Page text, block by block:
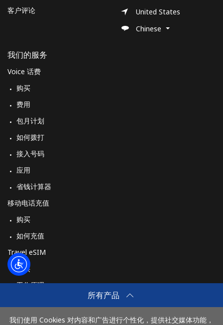
所有产品
我们使用 Cookies 对内容和广告进行个性化，提供社交媒体功能，
客户评论
我们的服务
Voice 话费
购买
费用
包月计划
如何拨打
接入号码
应用
省钱计算器
移动电话充值
购买
如何充值
Travel eSIM
购买
工作原理
United States
Chinese
付款方式：